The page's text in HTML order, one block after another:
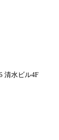
清水ビル4F